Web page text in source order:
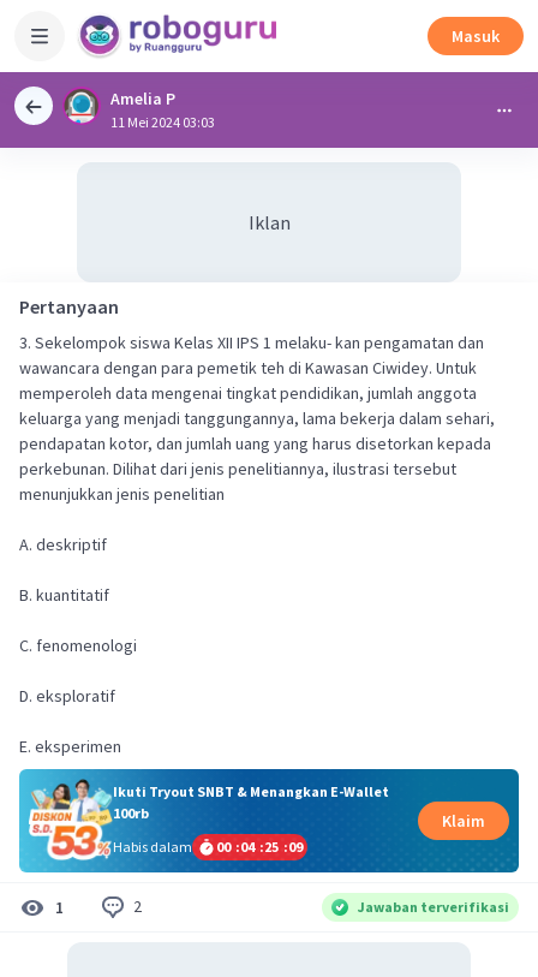
Masuk
Amelia P
11 Mei 2024 03:03
Iklan
Pertanyaan
3. Sekelompok siswa Kelas XII IPS 1 melaku- kan pengamatan dan
wawancara dengan para pemetik teh di Kawasan Ciwidey. Untuk
memperoleh data mengenai tingkat pendidikan, jumlah anggota
keluarga yang menjadi tanggungannya, lama bekerja dalam sehari,
pendapatan kotor, dan jumlah uang yang harus disetorkan kepada
perkebunan. Dilihat dari jenis penelitiannya, ilustrasi tersebut
menunjukkan jenis penelitian
A. deskriptif
B. kuantitatif
C. fenomenologi
D. eksploratif
E. eksperimen
Ikuti Tryout SNBT & Menangkan E-Wallet
100rb
Habis dalam
00 :04 :25 :08
Klaim
1 2 Jawaban terverifikasi